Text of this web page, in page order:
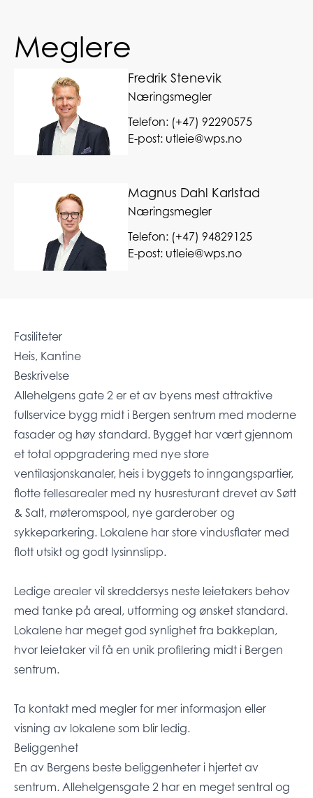
Meglere
Fredrik Stenevik
Næringsmegler
Telefon: (+47) 92290575
E-post: utleie@wps.no
Magnus Dahl Karlstad
Næringsmegler
Telefon: (+47) 94829125
E-post: utleie@wps.no
Fasiliteter
Heis, Kantine
Beskrivelse
Allehelgens gate 2 er et av byens mest attraktive
fullservice bygg midt i Bergen sentrum med moderne
fasader og høy standard. Bygget har vært gjennom
et total oppgradering med nye store
ventilasjonskanaler, heis i byggets to inngangspartier,
flotte fellesarealer med ny husresturant drevet av Søtt
& Salt, møteromspool, nye garderober og
sykkeparkering. Lokalene har store vindusflater med
flott utsikt og godt lysinnslipp.
Ledige arealer vil skreddersys neste leietakers behov
med tanke på areal, utforming og ønsket standard.
Lokalene har meget god synlighet fra bakkeplan,
hvor leietaker vil få en unik profilering midt i Bergen
sentrum.
Ta kontakt med megler for mer informasjon eller
visning av lokalene som blir ledig.
Beliggenhet
En av Bergens beste beliggenheter i hjertet av
sentrum. Allehelgensgate 2 har en meget sentral og